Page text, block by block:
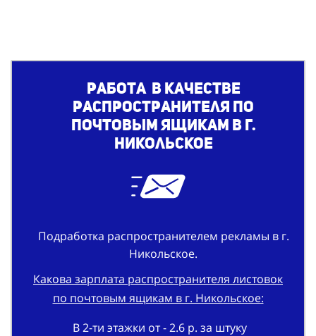
Работа в качестве
распространителя по
почтовым ящикам в г.
Никольское
Подработка распространителем рекламы в г.
Никольское.
Какова зарплата распространителя листовок
по почтовым ящикам в г. Никольское:
В 2-ти этажки от - 2.6 р. за штуку